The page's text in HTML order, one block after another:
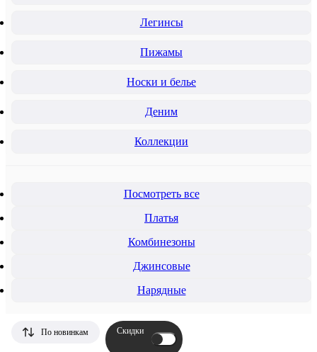
Легинсы
Пижамы
Носки и белье
Деним
Коллекции
Посмотреть все
Платья
Комбинезоны
Джинсовые
Нарядные
По новинкам Скидки